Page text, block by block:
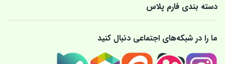
دسته بندی فارم پلاس
ما را در شبکه‌های اجتماعی دنبال کنید